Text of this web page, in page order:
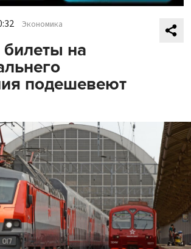
Экономика
на
подешевеют